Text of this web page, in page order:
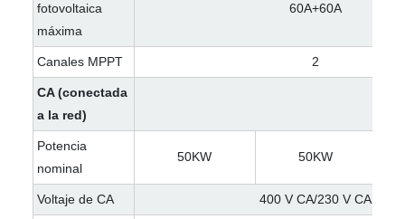
fotovoltaica
máxima
60A+60A
Canales MPPT 2
CA (conectada
a la red)
Potencia
nominal
50KW 50KW
Voltaje de CA 400 V CA/230 V CA